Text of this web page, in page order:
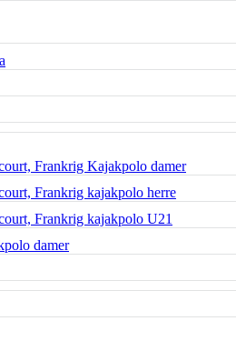
Frankrig Kajakpolo damer
Frankrig kajakpolo herre
Frankrig kajakpolo U21
damer